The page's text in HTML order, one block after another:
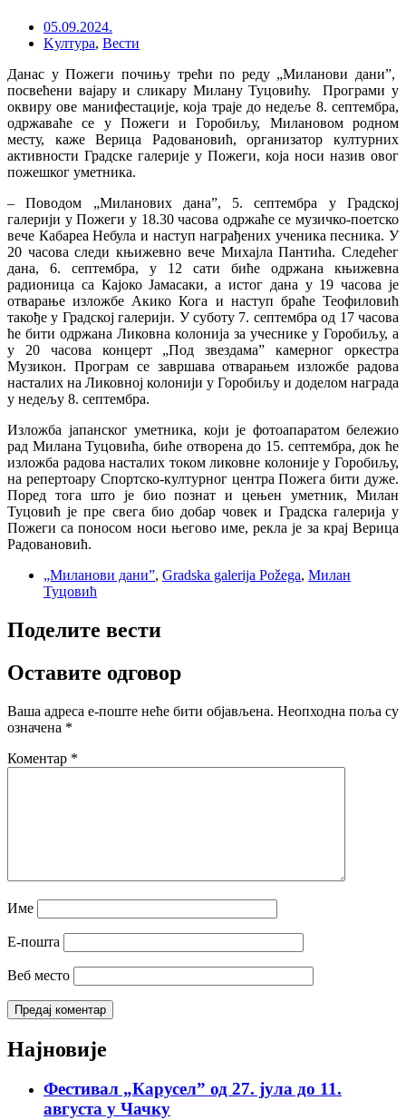
05.09.2024.
Kултура, Вести
Данас у Пожеги почињу трећи по реду „Миланови дани”,
посвећени вајару и сликару Милану Туцовићу. Програми у
оквиру ове манифестације, која траје до недеље 8. септембра,
одржаваће се у Пожеги и Горобиљу, Милановом родном
месту, каже Верица Радовановић, организатор културних
активности Градске галерије у Пожеги, која носи назив овог
пожешког уметника.
– Поводом „Миланових дана”, 5. септембра у Градској
галерији у Пожеги у 18.30 часова одржаће се музичко-поетско
вече Кабареа Небула и наступ награђених ученика песника. У
20 часова следи књижевно вече Михајла Пантића. Следећег
дана, 6. септембра, у 12 сати биће одржана књижевна
радионица са Кајоко Јамасаки, а истог дана у 19 часова је
отварање изложбе Акико Кога и наступ браће Теофиловић
такође у Градској галерији. У суботу 7. септембра од 17 часова
ће бити одржана Ликовна колонија за учеснике у Горобиљу, а
у 20 часова концерт „Под звездама” камерног оркестра
Музикон. Програм се завршава отварањем изложбе радова
насталих на Ликовној колонији у Горобиљу и доделом награда
у недељу 8. септембра.
Изложба јапанског уметника, који је фотоапаратом бележио
рад Милана Туцовића, биће отворена до 15. септембра, док ће
изложба радова насталих током ликовне колоније у Горобиљу,
на репертоару Спортско-културног центра Пожега бити дуже.
Поред тога што је био познат и цењен уметник, Милан
Туцовић је пре свега био добар човек и Градска галерија у
Пожеги са поносом носи његово име, рекла је за крај Верица
Радовановић.
„Миланови дани”, Gradska galerija Požega, Милан
Туцовић
Поделите вести
Оставите одговор
Ваша адреса е-поште неће бити објављена. Неопходна поља су
означена *
Коментар *
Име
Е-пошта
Веб место
Најновије
Фестивал „Карусел” од 27. јула до 11.
августа у Чачку